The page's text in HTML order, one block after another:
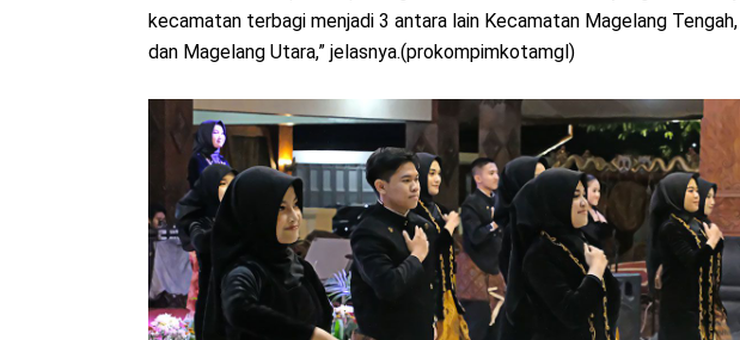
kecamatan terbagi menjadi 3 antara lain Kecamatan Magelang
dan Magelang Utara,” jelasnya.(prokompimkotamgl)